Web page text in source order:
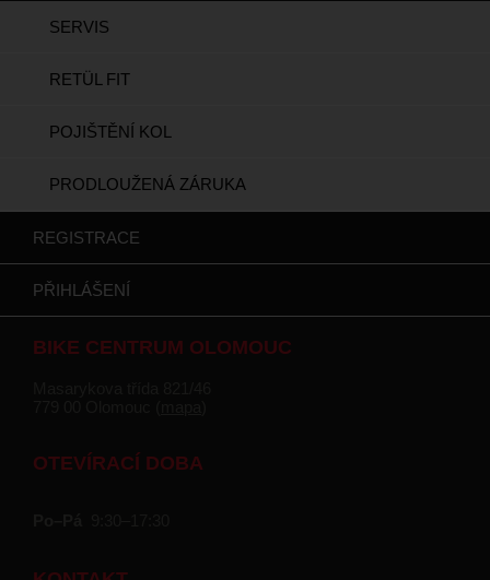
SERVIS
RETÜL FIT
POJIŠTĚNÍ KOL
PRODLOUŽENÁ ZÁRUKA
REGISTRACE
PŘIHLÁŠENÍ
BIKE CENTRUM OLOMOUC
OTEVÍRACÍ DOBA